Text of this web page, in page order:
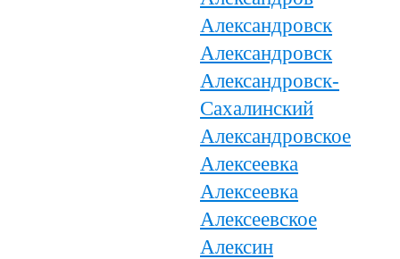
Александровск
Александровск
Александровск-
Сахалинский
Александровское
Алексеевка
Алексеевка
Алексеевское
Алексин